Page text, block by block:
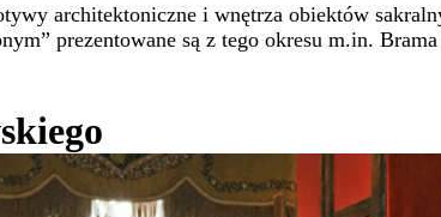
architektoniczne i wnętrza obiektów
prezentowane są z tego okresu m.in.